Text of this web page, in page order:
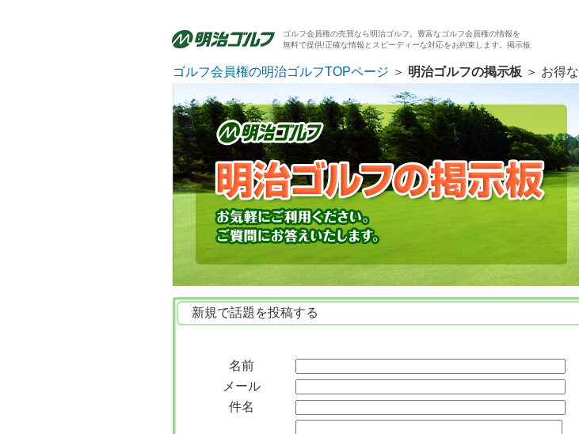
ゴルフ会員権の売買なら明治ゴルフ。豊富なゴルフ会員権の情報を
無料で提供!正確な情報とスピーディーな対応をお約束します。掲示板
ゴルフ会員権の明治ゴルフTOPページ ＞ 明治ゴルフの掲示板 ＞ お得
新規で話題を投稿する
名前
メール
件名